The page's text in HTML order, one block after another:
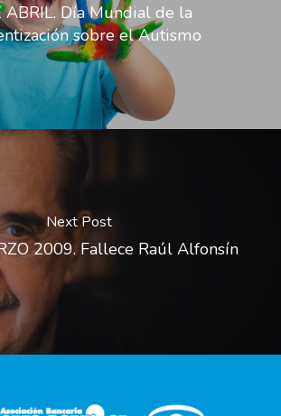
ABRIL. Día Mundial de la
sobre el Autismo
Next Post
2009. Fallece Raúl Alfonsín